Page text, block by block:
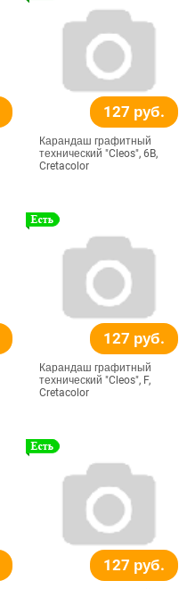
127 руб.
Карандаш графитный
технический "Cleos", 6B,
Cretacolor
127 руб.
Карандаш графитный
технический "Cleos", F,
Cretacolor
127 руб.